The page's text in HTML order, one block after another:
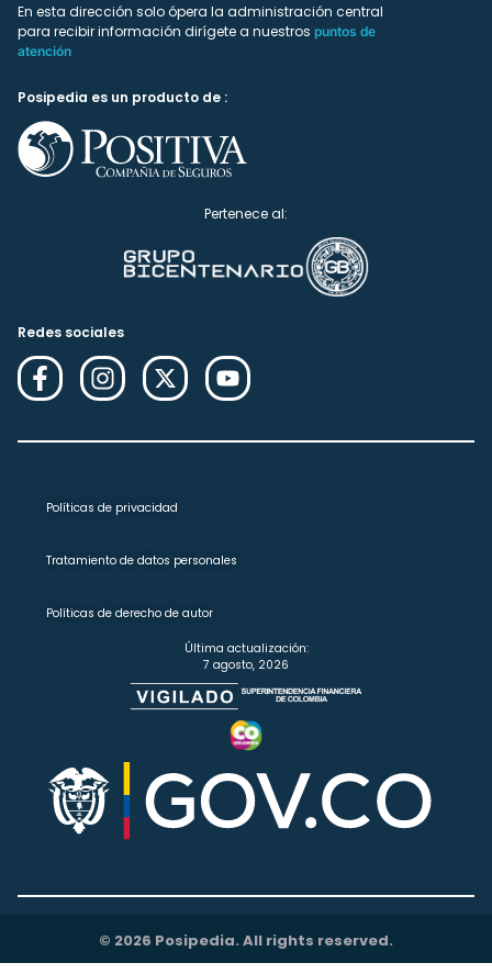
En esta dirección solo ópera la administración central
para recibir información dirígete a nuestros puntos de
atención
Posipedia es un producto de :
Pertenece al:
Redes sociales
Políticas de privacidad
Tratamiento de datos personales
Políticas de derecho de autor
Última actualización:
7 agosto, 2026
© 2026 Posipedia. All rights reserved.